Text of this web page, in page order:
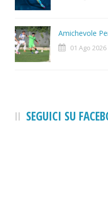
Amichevole
01 Ago 2026
SEGUICI SU